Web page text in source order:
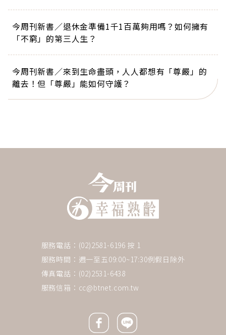
今周刊新書／退休金準備1千1百萬夠用嗎？如何擁有
「不窮」的第三人生？
今周刊新書／來到生命盡頭，人人都想有「尊嚴」的
離去！但「尊嚴」能如何守護？
服務電話：(02)2581-6196 按 1
服務時間：週一至五09:00~17:30例假日除外
傳真電話：(02)2531-6438
服務信箱： cc@btnet.com.tw
Facebook icon
Line icon